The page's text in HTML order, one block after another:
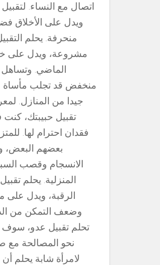
اتصال مع النساء. لتقبيل
ويدل على الأخلاق
منحرفة. يحلم
مشروعة، ويدل على
الماضي.
منخفض قد تجلب
جيدا من المنازل.
تقبيل حبيبتك،
فقدان احترام لها.
بعضهم البعض،
الانسجام وقصب
المنزلية. يحلم
الرقبة، ويدل
وضعف التمكن من
تحلم تقبيل عدو، سوف
نحو المصالحة
لامرأة شابة